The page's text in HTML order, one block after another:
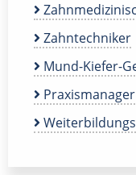
Zahntechniker
Mund-Kiefer-
Praxismanager